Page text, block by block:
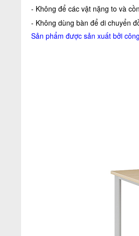
- Không để các vật nặng to và
- Không dùng bàn để di chuyển
Sản phẩm được sản xuất bởi